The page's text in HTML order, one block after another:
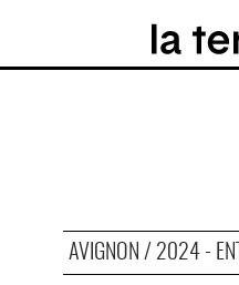
AVIGNON / 2024 -